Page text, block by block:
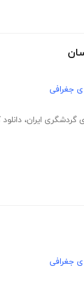
جغرافی
گردشگری ایران،
جغرافی